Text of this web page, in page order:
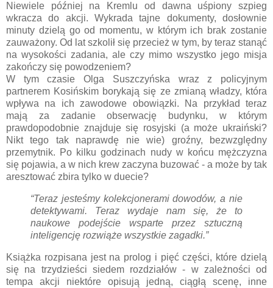
Niewiele później na Kremlu od dawna uśpiony szpieg
wkracza do akcji. Wykrada tajne dokumenty, dosłownie
minuty dzielą go od momentu, w którym ich brak zostanie
zauważony. Od lat szkolił się przecież w tym, by teraz stanąć
na wysokości zadania, ale czy mimo wszystko jego misja
zakończy się powodzeniem?
W tym czasie Olga Suszczyńska wraz z policyjnym
partnerem Kosińskim borykają się ze zmianą władzy, która
wpływa na ich zawodowe obowiązki. Na przykład teraz
mają za zadanie obserwację budynku, w którym
prawdopodobnie znajduje się rosyjski (a może ukraiński?
Nikt tego tak naprawdę nie wie) groźny, bezwzględny
przemytnik. Po kilku godzinach nudy w końcu mężczyzna
się pojawia, a w nich krew zaczyna buzować - a może by tak
aresztować zbira tylko w duecie?
“Teraz jesteśmy kolekcjonerami dowodów, a nie
detektywami. Teraz wydaje nam się, że to
naukowe podejście wsparte przez sztuczną
inteligencję rozwiąże wszystkie zagadki.”
Książka rozpisana jest na prolog i pięć części, które dzielą
się na trzydzieści siedem rozdziałów - w zależności od
tempa akcji niektóre opisują jedną, ciągłą scenę, inne